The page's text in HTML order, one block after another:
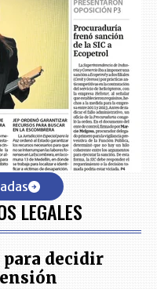
LEGALES
para decidir